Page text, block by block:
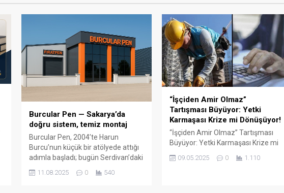
Burcular Pen — Sakarya’da
doğru sistem, temiz montaj
Burcular Pen, 2004’te Harun
Burcu’nun küçük bir atölyede attığı
adımla başladı; bugün Serdivan’daki
kapalı üretim alanıyla, Sakarya ve
11.08.2025 0 540
“İşçiden Amir Olmaz”
Tartışması Büyüyor: Yetki
Karmaşası Krize mi Dönüşüyor!
“İşçiden Amir Olmaz” Tartışması
Büyüyor: Yetki Karmaşası Krize mi
çalışanları arasında büyüyen “yetki
09.05.2025 0 1.110